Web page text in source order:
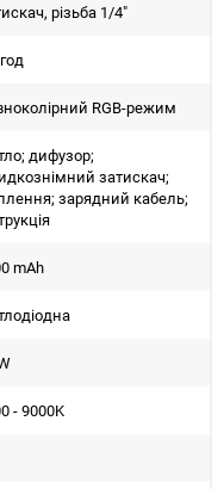
різьба 1/4"
RGB-режим
дифузор;
затискач;
зарядний кабель;
mAh
- 9000K